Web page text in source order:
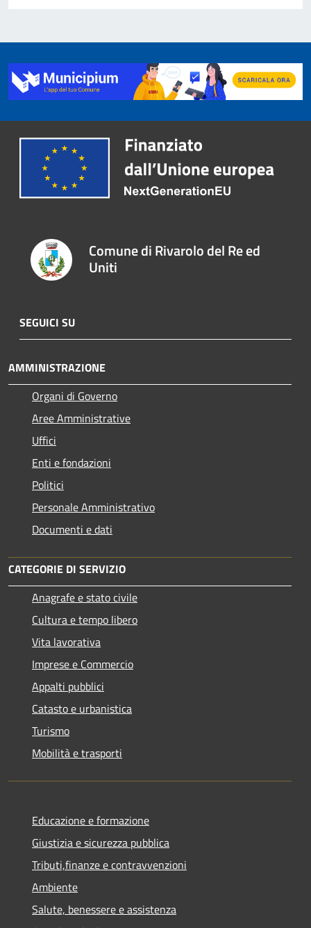
Comune di Rivarolo del Re ed
Uniti
SEGUICI SU
AMMINISTRAZIONE
Organi di Governo
Aree Amministrative
Uffici
Enti e fondazioni
Politici
Personale Amministrativo
Documenti e dati
CATEGORIE DI SERVIZIO
Anagrafe e stato civile
Cultura e tempo libero
Vita lavorativa
Imprese e Commercio
Appalti pubblici
Catasto e urbanistica
Turismo
Mobilità e trasporti
Educazione e formazione
Giustizia e sicurezza pubblica
Tributi,finanze e contravvenzioni
Ambiente
Salute, benessere e assistenza